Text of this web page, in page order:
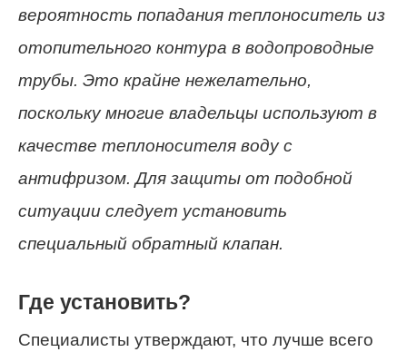
вероятность попадания теплоноситель из
отопительного контура в водопроводные
трубы. Это крайне нежелательно,
поскольку многие владельцы используют в
качестве теплоносителя воду с
антифризом. Для защиты от подобной
ситуации следует установить
специальный обратный клапан.
Где установить?
Специалисты утверждают, что лучше всего